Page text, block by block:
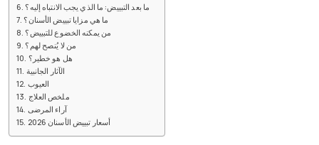
ما بعد التبييض: ما الذي يجب الانتباه إليه؟
ما هي مزايا تبييض الأسنان؟
من يمكنه الخضوع للتبييض؟
من لا يُنصح لهم؟
هل هو خطير؟
الآثار الجانبية
العيوب
ملخص العلاج
آراء المرضى
أسعار تبييض الأسنان 2026